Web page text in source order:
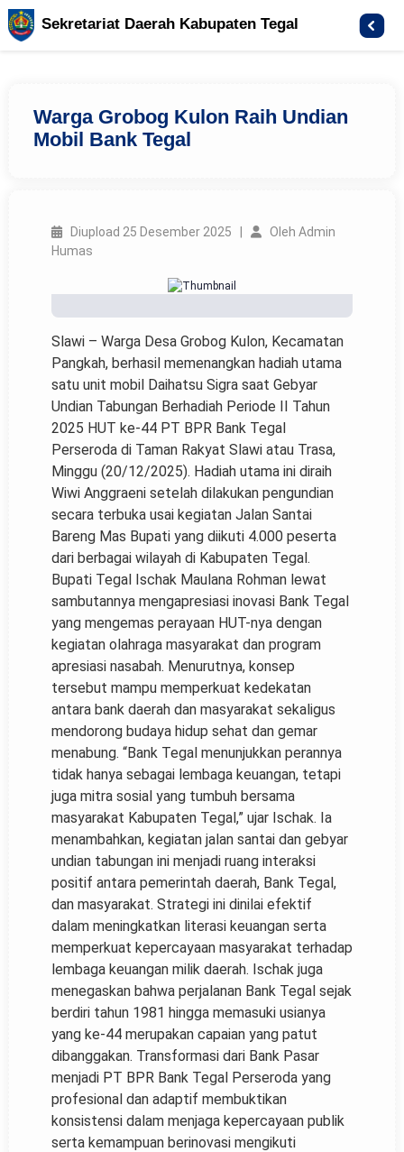
Sekretariat Daerah Kabupaten Tegal
Warga Grobog Kulon Raih Undian
Mobil Bank Tegal
Diupload 25 Desember 2025 |
Oleh Admin
Humas
Slawi – Warga Desa Grobog Kulon, Kecamatan
Pangkah, berhasil memenangkan hadiah utama
satu unit mobil Daihatsu Sigra saat Gebyar
Undian Tabungan Berhadiah Periode II Tahun
2025 HUT ke-44 PT BPR Bank Tegal
Perseroda di Taman Rakyat Slawi atau Trasa,
Minggu (20/12/2025). Hadiah utama ini diraih
Wiwi Anggraeni setelah dilakukan pengundian
secara terbuka usai kegiatan Jalan Santai
Bareng Mas Bupati yang diikuti 4.000 peserta
dari berbagai wilayah di Kabupaten Tegal.
Bupati Tegal Ischak Maulana Rohman lewat
sambutannya mengapresiasi inovasi Bank Tegal
yang mengemas perayaan HUT-nya dengan
kegiatan olahraga masyarakat dan program
apresiasi nasabah. Menurutnya, konsep
tersebut mampu memperkuat kedekatan
antara bank daerah dan masyarakat sekaligus
mendorong budaya hidup sehat dan gemar
menabung. “Bank Tegal menunjukkan perannya
tidak hanya sebagai lembaga keuangan, tetapi
juga mitra sosial yang tumbuh bersama
masyarakat Kabupaten Tegal,” ujar Ischak. Ia
menambahkan, kegiatan jalan santai dan gebyar
undian tabungan ini menjadi ruang interaksi
positif antara pemerintah daerah, Bank Tegal,
dan masyarakat. Strategi ini dinilai efektif
dalam meningkatkan literasi keuangan serta
memperkuat kepercayaan masyarakat terhadap
lembaga keuangan milik daerah. Ischak juga
menegaskan bahwa perjalanan Bank Tegal sejak
berdiri tahun 1981 hingga memasuki usianya
yang ke-44 merupakan capaian yang patut
dibanggakan. Transformasi dari Bank Pasar
menjadi PT BPR Bank Tegal Perseroda yang
profesional dan adaptif membuktikan
konsistensi dalam menjaga kepercayaan publik
serta kemampuan berinovasi mengikuti